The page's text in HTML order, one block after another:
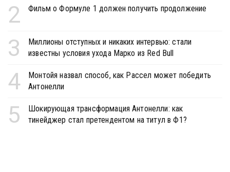
2 Фильм о Формуле 1 должен получить продолжение
3
Миллионы отступных и никаких интервью: стали
известны условия ухода Марко из Red Bull
4
Монтойя назвал способ, как Рассел может победить
Антонелли
5
Шокирующая трансформация Антонелли: как
тинейджер стал претендентом на титул в Ф1?